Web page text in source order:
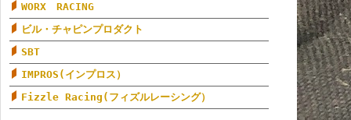
WORX RACING
ビル・チャピンプロダクト
SBT
IMPROS(インプロス）
Fizzle Racing(フィズルレーシング）